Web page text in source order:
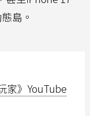
島。
家》YouTube